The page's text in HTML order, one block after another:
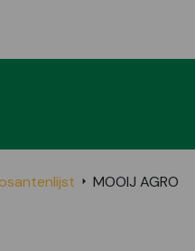
MOOIJ AGRO